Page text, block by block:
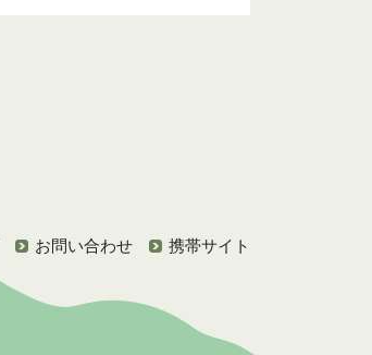
お問い合わせ 携帯サイト